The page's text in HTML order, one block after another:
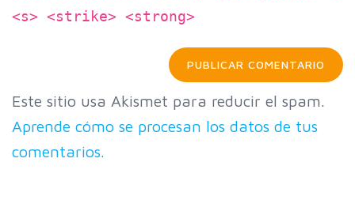
<s> <strike> <strong>
Este sitio usa Akismet para reducir el spam.
Aprende cómo se procesan los datos de tus
comentarios.